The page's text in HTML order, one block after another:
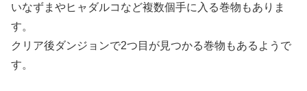
いなずまやヒャダルコなど複数個手に入る巻物もありま
す。
クリア後ダンジョンで2つ目が見つかる巻物もあるようで
す。